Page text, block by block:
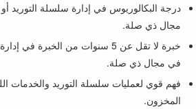
درجة البكالوريوس في إدارة سلسلة التوريد أو
مجال ذي صلة.
خبرة لا تقل عن 5 سنوات من الخبرة
في مجال ذي صلة.
فهم قوي لعمليات سلسلة التوريد والخدمات
المخزون.